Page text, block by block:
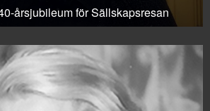
årsjubileum för Sällskapsresan